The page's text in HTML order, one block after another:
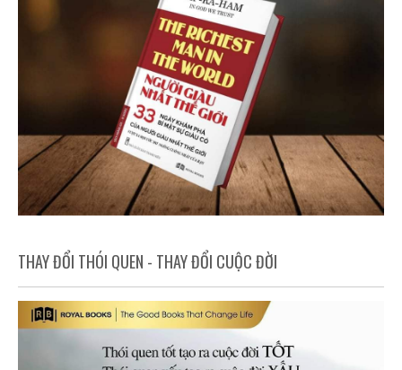
THAY ĐỔI THÓI QUEN - THAY ĐỔI CUỘC ĐỜI